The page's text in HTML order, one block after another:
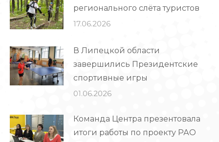
регионального слёта туристов
17.06.2026
В Липецкой области
завершились Президентские
спортивные игры
01.06.2026
Команда Центра презентовала
итоги работы по проекту РАО